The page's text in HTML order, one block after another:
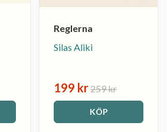
Reglerna
Silas Aliki
199 kr259 kr
KÖP